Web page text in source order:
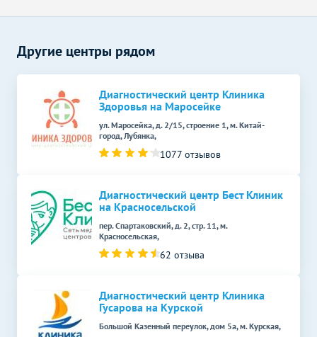
МРТ грудной клетки
5990р.
-
МРТ плода
14990р. -
МРТ мягких тканей Без контраста
МРТ мягких тканей шеи
МРТ мягких тканей
ягодичной области
6590р.
МРТ мягких тканей
КТ головы
КТ глазных орбит 4890р.
-
КТ пазух носа
4990р.
-
Другие центры рядом
Диагностический центр Клиника
Здоровья на Маросейке
ул. Маросейка, д. 2/15, строение 1, м. Китай-
город, Лубянка,
1077 отзывов
Диагностический центр Бест Клиник
на Красносельской
пер. Спартаковский, д. 2, стр. 11, м.
Красносельская,
62 отзыва
Диагностический центр Клиника
Гусарова на Курской
Большой Казенный переулок, дом 5а, м. Курская,